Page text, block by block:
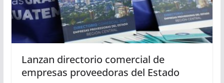
Lanzan directorio comercial de
empresas proveedoras del Estado